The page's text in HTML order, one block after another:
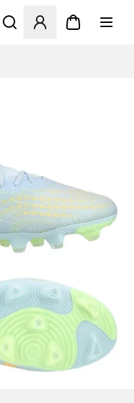
Apre una finestra modale